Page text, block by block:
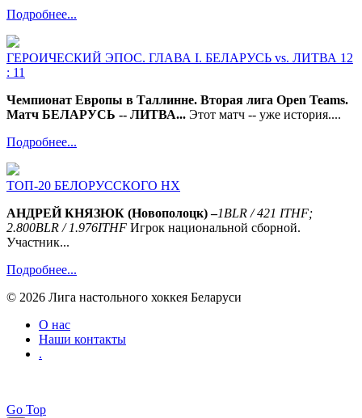
Подробнее...
ГЕРОИЧЕСКИЙ ЭПОС. ГЛАВА I. БЕЛАРУСЬ vs. ЛИТВА 12
: 11
Чемпионат Европы в Таллинне. Вторая лига Open Teams.
Матч БЕЛАРУСЬ -- ЛИТВА... Этот матч -- уже история....
Подробнее...
ТОП-20 БЕЛОРУССКОГО НХ
АНДРЕЙ КНЯЗЮК (Новополоцк) –1BLR / 421 ITHF;
2.800BLR / 1.976ITHF Игрок национальной сборной.
Участник...
Подробнее...
© 2026 Лига настольного хоккея Беларуси
О нас
Наши контакты
.
Go Top